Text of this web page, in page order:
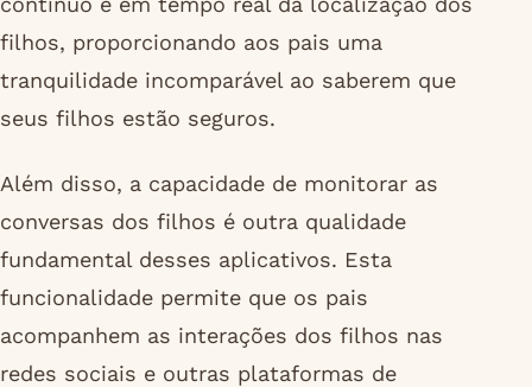
filhos, proporcionando aos pais uma
tranquilidade incomparável ao saberem que
seus filhos estão seguros.
Além disso, a capacidade de monitorar as
conversas dos filhos é outra qualidade
fundamental desses aplicativos. Esta
funcionalidade permite que os pais
acompanhem as interações dos filhos nas
redes sociais e outras plataformas de